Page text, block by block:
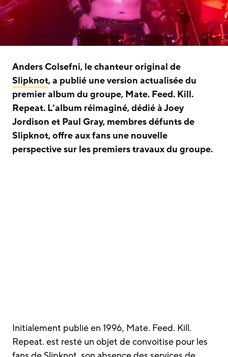
Anders Colsefni, le chanteur original de
Slipknot, a publié une version actualisée du
premier album du groupe, Mate. Feed. Kill.
Repeat. L’album réimaginé, dédié à Joey
Jordison et Paul Gray, membres défunts de
Slipknot, offre aux fans une nouvelle
perspective sur les premiers travaux du groupe.
Initialement publié en 1996, Mate. Feed. Kill.
Repeat. est resté un objet de convoitise pour les